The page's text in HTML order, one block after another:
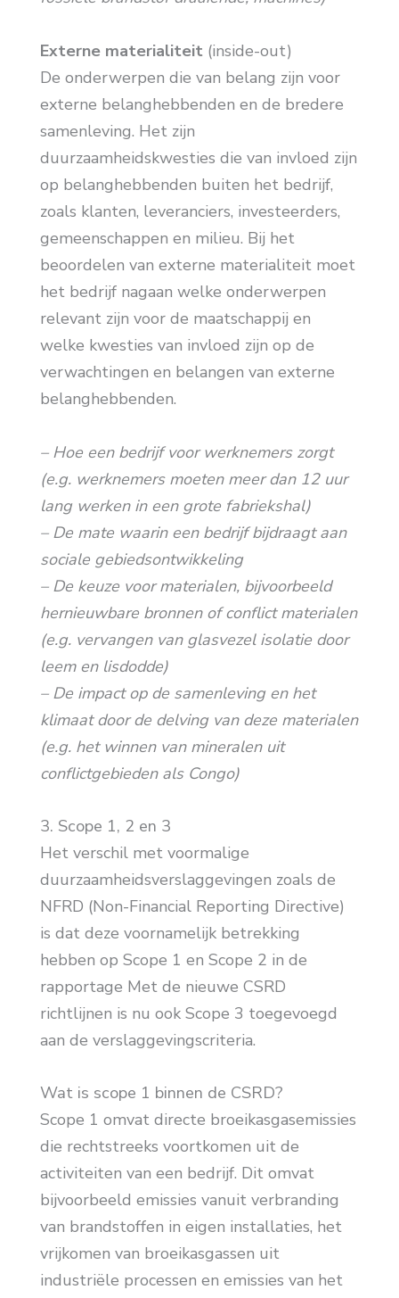
Externe materialiteit (inside-out)
De onderwerpen die van belang zijn voor
externe belanghebbenden en de bredere
samenleving. Het zijn
duurzaamheidskwesties die van invloed zijn
op belanghebbenden buiten het bedrijf,
zoals klanten, leveranciers, investeerders,
gemeenschappen en milieu. Bij het
beoordelen van externe materialiteit moet
het bedrijf nagaan welke onderwerpen
relevant zijn voor de maatschappij en
welke kwesties van invloed zijn op de
verwachtingen en belangen van externe
belanghebbenden.
– Hoe een bedrijf voor werknemers zorgt
(e.g. werknemers moeten meer dan 12 uur
lang werken in een grote fabriekshal)
– De mate waarin een bedrijf bijdraagt aan
sociale gebiedsontwikkeling
– De keuze voor materialen, bijvoorbeeld
hernieuwbare bronnen of conflict materialen
(e.g. vervangen van glasvezel isolatie door
leem en lisdodde)
– De impact op de samenleving en het
klimaat door de delving van deze materialen
(e.g. het winnen van mineralen uit
conflictgebieden als Congo)
3. Scope 1, 2 en 3
Het verschil met voormalige
duurzaamheidsverslaggevingen zoals de
NFRD (Non-Financial Reporting Directive)
is dat deze voornamelijk betrekking
hebben op Scope 1 en Scope 2 in de
rapportage Met de nieuwe CSRD
richtlijnen is nu ook Scope 3 toegevoegd
aan de verslaggevingscriteria.
Wat is scope 1 binnen de CSRD?
Scope 1 omvat directe broeikasgasemissies
die rechtstreeks voortkomen uit de
activiteiten van een bedrijf. Dit omvat
bijvoorbeeld emissies vanuit verbranding
van brandstoffen in eigen installaties, het
vrijkomen van broeikasgassen uit
industriële processen en emissies van het